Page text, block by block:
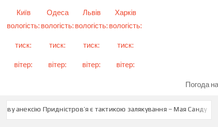
Київ
Одеса Львів
Харків
вологість:
тиск:
вітер:
вологість:
тиск:
вітер:
вологість:
тиск:
вітер:
вологість:
тиск:
вітер:
Погода
Придністров’я є тактикою залякування – Мая Санду Туск